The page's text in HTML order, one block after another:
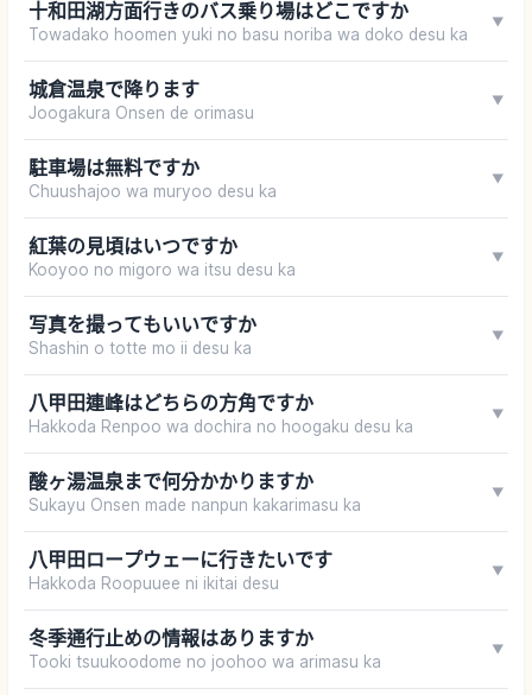
十和田湖方面行きのバス乗り場はどこですか
Towadako hoomen yuki no basu noriba wa doko desu ka
▼
城倉温泉で降ります
Joogakura Onsen de orimasu
▼
駐車場は無料ですか
Chuushajoo wa muryoo desu ka
▼
紅葉の見頃はいつですか
Kooyoo no migoro wa itsu desu ka
▼
写真を撮ってもいいですか
Shashin o totte mo ii desu ka
▼
八甲田連峰はどちらの方角ですか
Hakkoda Renpoo wa dochira no hoogaku desu ka
▼
酸ヶ湯温泉まで何分かかりますか
Sukayu Onsen made nanpun kakarimasu ka
▼
八甲田ロープウェーに行きたいです
Hakkoda Roopuuee ni ikitai desu
▼
冬季通行止めの情報はありますか
Tooki tsuukoodome no joohoo wa arimasu ka
▼